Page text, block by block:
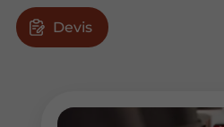
Devis